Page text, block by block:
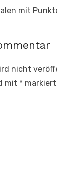
mit
nicht
mit * markiert